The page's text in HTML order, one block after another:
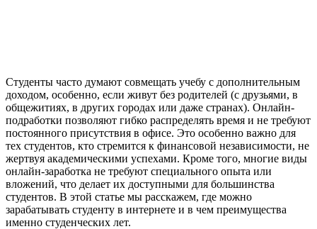
Студенты часто думают совмещать учебу с дополнительным
доходом, особенно, если живут без родителей (с друзьями, в
общежитиях, в других городах или даже странах). Онлайн-
подработки позволяют гибко распределять время и не требуют
постоянного присутствия в офисе. Это особенно важно для
тех студентов, кто стремится к финансовой независимости, не
жертвуя академическими успехами. Кроме того, многие виды
онлайн-заработка не требуют специального опыта или
вложений, что делает их доступными для большинства
студентов. В этой статье мы расскажем, где можно
зарабатывать студенту в интернете и в чем преимущества
именно студенческих лет.